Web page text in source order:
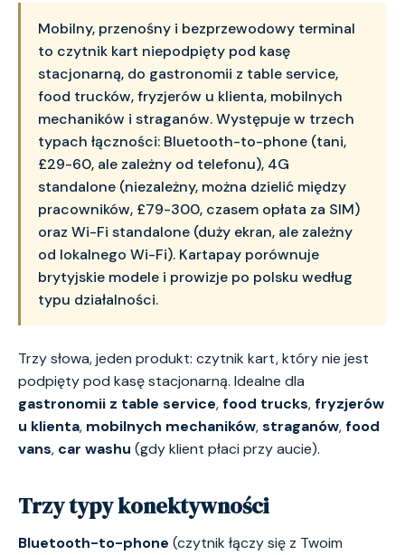
Mobilny, przenośny i bezprzewodowy terminal
to czytnik kart niepodpięty pod kasę
stacjonarną, do gastronomii z table service,
food trucków, fryzjerów u klienta, mobilnych
mechaników i straganów. Występuje w trzech
typach łączności: Bluetooth-to-phone (tani,
£29-60, ale zależny od telefonu), 4G
standalone (niezależny, można dzielić między
pracowników, £79-300, czasem opłata za SIM)
oraz Wi-Fi standalone (duży ekran, ale zależny
od lokalnego Wi-Fi). Kartapay porównuje
brytyjskie modele i prowizje po polsku według
typu działalności.
Trzy słowa, jeden produkt: czytnik kart, który nie jest
podpięty pod kasę stacjonarną. Idealne dla
gastronomii z table service,food trucks,fryzjerów
u klienta, mobilnych mechaników,straganów,food
vans, car washu (gdy klient płaci przy aucie).
Trzy typy konektywności
Bluetooth-to-phone (czytnik łączy się z Twoim